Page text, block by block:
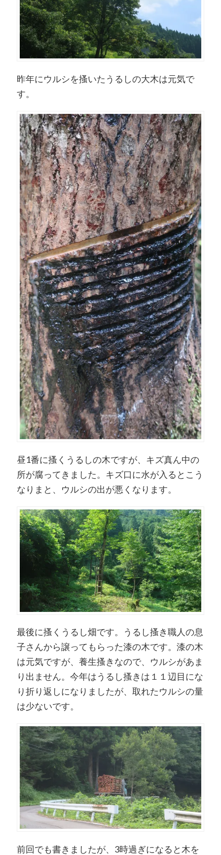
昨年にウルシを搔いたうるしの大木は元気で
す。
昼1番に搔くうるしの木ですが、キズ真ん中の
所が腐ってきました。キズ口に水が入るとこう
なりまと、ウルシの出が悪くなります。
最後に搔くうるし畑です。うるし搔き職人の息
子さんから譲ってもらった漆の木です。漆の木
は元気ですが、養生搔きなので、ウルシがあま
り出ません。今年はうるし搔きは１１辺目にな
り折り返しになりましたが、取れたウルシの量
は少ないです。
前回でも書きましたが、3時過ぎになると木を